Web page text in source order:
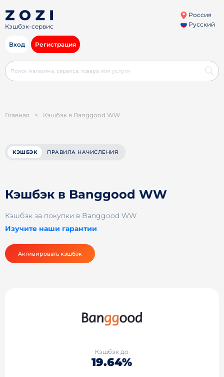
Кэшбэк-сервис
Россия
Русский
Вход Регистрация
Главная > Кэшбэк в Banggood WW
КЭШБЭК ПРАВИЛА НАЧИСЛЕНИЯ
Кэшбэк в Banggood WW
Кэшбэк за покупки в Banggood WW
Изучите наши гарантии
Активировать кэшбэк
Кэшбэк до
19.64%